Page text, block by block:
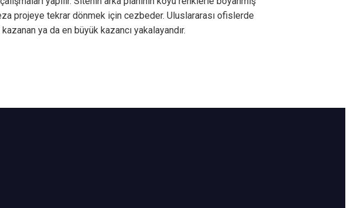
projeye tekrar dönmek için cezbeder. Uluslararası ofislerde
ya da en büyük kazancı yakalayandır.